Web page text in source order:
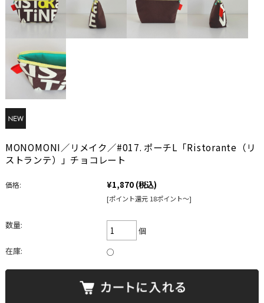
MONOMONI／リメイク／#017. ポーチL「Ristorante（リ
ストランテ）」チョコレート
価格: ¥1,870 (税込)
[ポイント還元 18ポイント～]
数量:
個
在庫:
○